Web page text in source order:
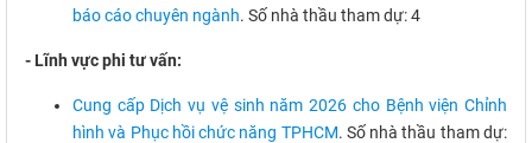
báo cáo chuyên ngành. Số nhà thầu tham dự: 4
- Lĩnh vực phi tư vấn:
Cung cấp Dịch vụ vệ sinh năm 2026 cho Bệnh viện Chỉnh
hình và Phục hồi chức năng TPHCM. Số nhà thầu tham dự: